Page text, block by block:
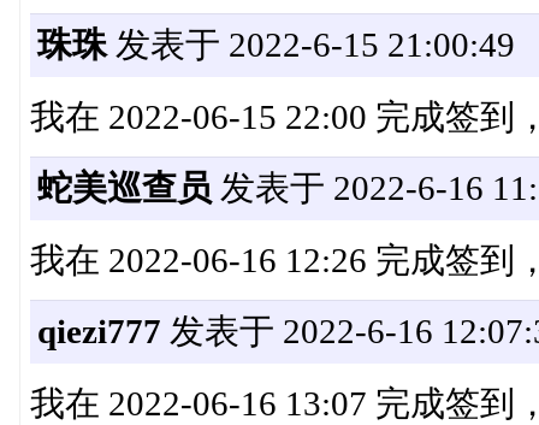
珠珠发表于 2022-6-15 21:00:49
我在 2022-06-15 22:00 完成签到
蛇美巡查员 发表于 2022-6-16
我在 2022-06-16 12:26 完成签到
qiezi777 发表于 2022-6-16
我在 2022-06-16 13:07 完成签到